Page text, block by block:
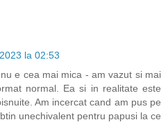
la 02:53
e cea mai mica - am vazut si mai
normal. Ea si in realitate este
Am incercat cand am pus pe
unechivalent pentru papusi la ce